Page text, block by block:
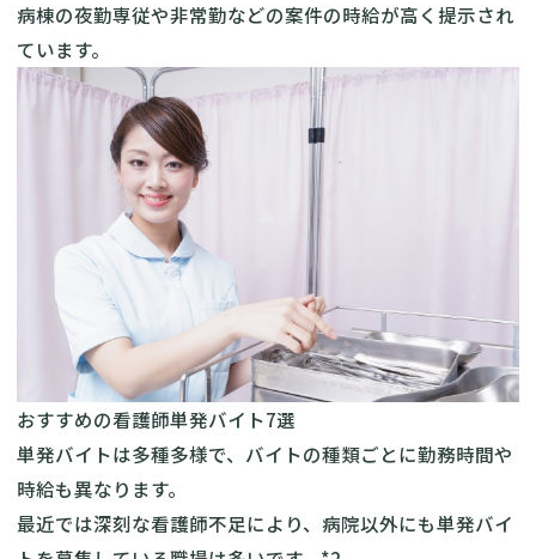
病棟の夜勤専従や非常勤などの案件の時給が高く提示され
ています。
おすすめの看護師単発バイト7選
単発バイトは多種多様で、バイトの種類ごとに勤務時間や
時給も異なります。
最近では深刻な看護師不足により、病院以外にも単発バイ